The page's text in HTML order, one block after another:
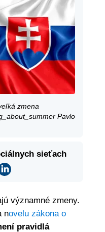
zmena
Pavlo
sieťach
významné zmeny.
novelu zákona o
pravidlá